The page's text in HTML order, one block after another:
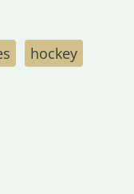
hockey